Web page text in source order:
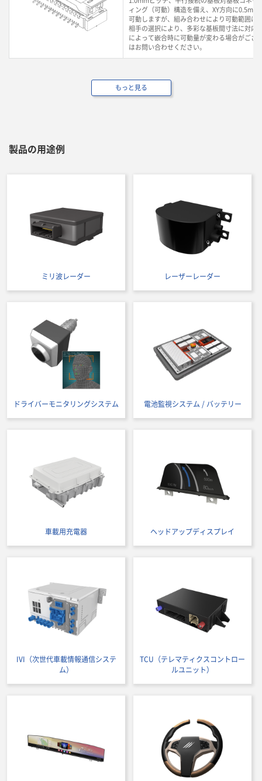
ィング（可動）構造を備え、XY方向に
可動しますが、組み合わせにより可動範囲は
相手の選択により、多彩な基板間寸法に対
によって嵌合時に可動量が変わる場合がござ
はお問い合わせください。
もっと見る
製品の用途例
ミリ波レーダー レーザーレーダー
ドライバーモニタリングシステム 電池監視システム / バッテリー
車載用充電器 ヘッドアップディスプレイ
IVI（次世代車載情報通信システ
ム）
TCU（テレマティクスコントロー
ルユニット）